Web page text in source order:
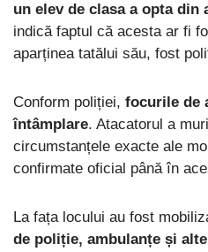
un elev de clasa a opta din
indică faptul că acesta ar fi
aparținea tatălui său, fost
Conform poliției, focurile de
întâmplare. Atacatorul a
circumstanțele exacte ale
confirmate oficial până în
La fața locului au fost
de poliție, ambulanțe și